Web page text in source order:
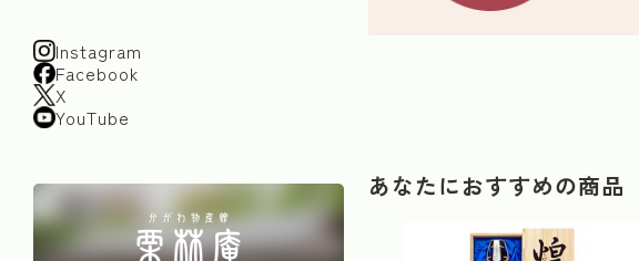
Instagram
Facebook
X
YouTube
あなたにおすすめの商品